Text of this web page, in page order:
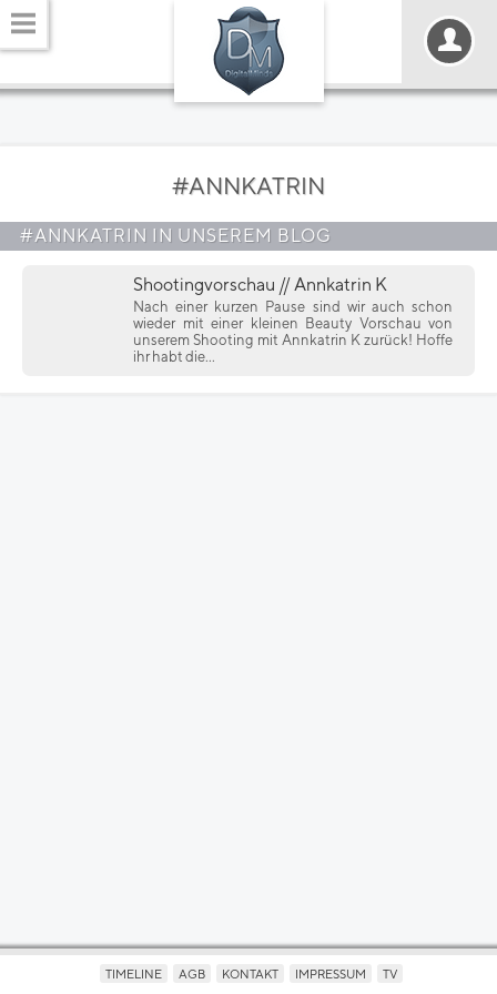
#ANNKATRIN
#ANNKATRIN IN UNSEREM BLOG
Shootingvorschau // Annkatrin K
Nach einer kurzen Pause sind wir auch schon
wieder mit einer kleinen Beauty Vorschau von
unserem Shooting mit Annkatrin K zurück! Hoffe
ihr habt die...
TIMELINE AGB KONTAKT IMPRESSUM TV